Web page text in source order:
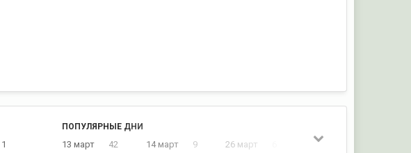
1
ПОПУЛЯРНЫЕ ДНИ
13 март 42 14 март 9 26 март 15 март